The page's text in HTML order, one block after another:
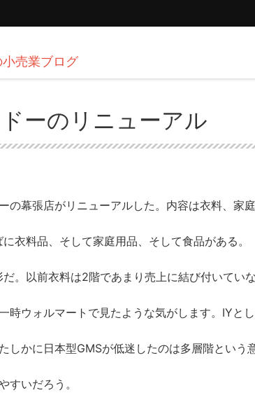
売業ブログ
リニューアル
ーのリニューアル
幕張店がリニューアルした。内容は衣料、家
衣料品、そして家庭用品、そして食品がある。
。以前衣料は2階であまり売上に結び付いていな
ウォルマートで見たような気がします。IYと
しかに日本型GMSが低迷したのは多層階という
すいだろう。